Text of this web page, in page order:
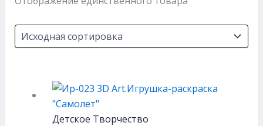
Детское Творчество